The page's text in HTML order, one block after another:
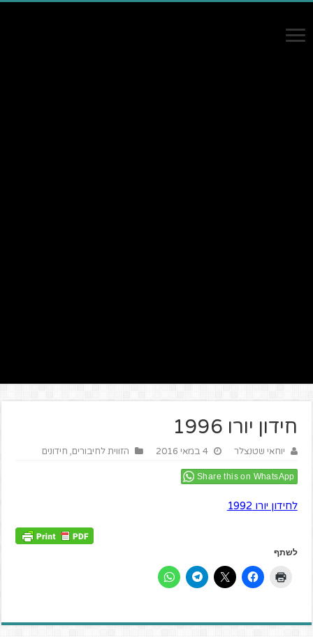
חידון יורו 1996
יוחאי שטנצלר 4 במאי 2016 הזווית לחיבורים, חידונים
Share this on WhatsApp
לחידון יורו 1992
לשתף